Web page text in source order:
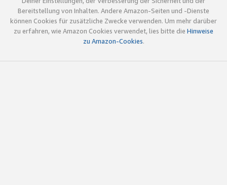
Bereitstellung von Inhalten. Andere Amazon-Seiten und -Dienste
können Cookies für zusätzliche Zwecke verwenden. Um mehr darüber
zu erfahren, wie Amazon Cookies verwendet, lies bitte die Hinweise
zu Amazon-Cookies.